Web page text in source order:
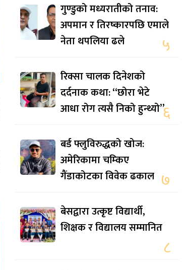
गुण्डुको मध्यरातीको तनाव:
अपमान र तिरष्कारपछि एमाले
नेता थपलिया ढले
५
रिक्सा चालक दिनेशको
दर्दनाक कथा: “छोरा भेटे
आधा रोग त्यसै निको हुन्थ्यो”६
बर्ड फ्लुविरुद्धको खोज:
अमेरिकामा चम्किए
गैंडाकोटका विवेक ढकाल ७
बेसद्वारा उत्कृष्ट विद्यार्थी,
शिक्षक र विद्यालय सम्मानित
८